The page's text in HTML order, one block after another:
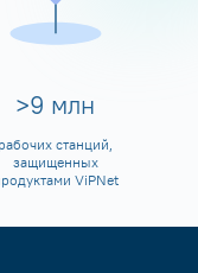
>10 млн
рабочих станций,
защищенных
ViPNet